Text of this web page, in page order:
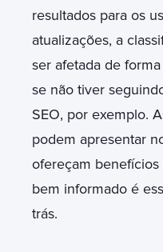
resultados para os
atualizações, a
ser afetada de
se não tiver
SEO, por exemplo.
podem apresentar
ofereçam benefícios
bem informado é
trás.